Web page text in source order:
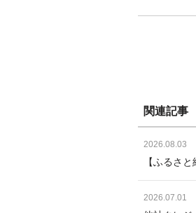
関連記事
2026.08.03
【ふるさ
2026.07.01